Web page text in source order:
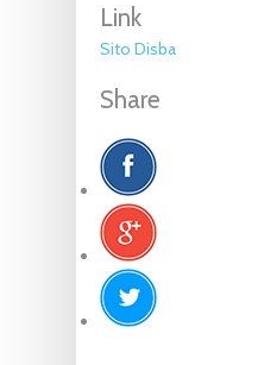
Link
Sito Disba
Share